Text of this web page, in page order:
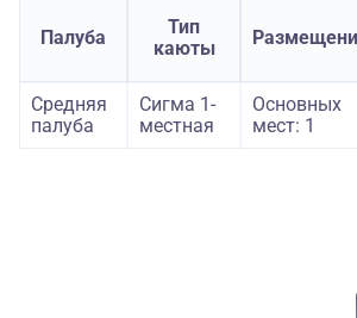
Палуба
Тип
каюты
Средняя
палуба
Сигма 1-
местная
Основных
мест: 1